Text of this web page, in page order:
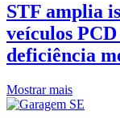
STF amplia
veículos
deficiência
Mostrar mais